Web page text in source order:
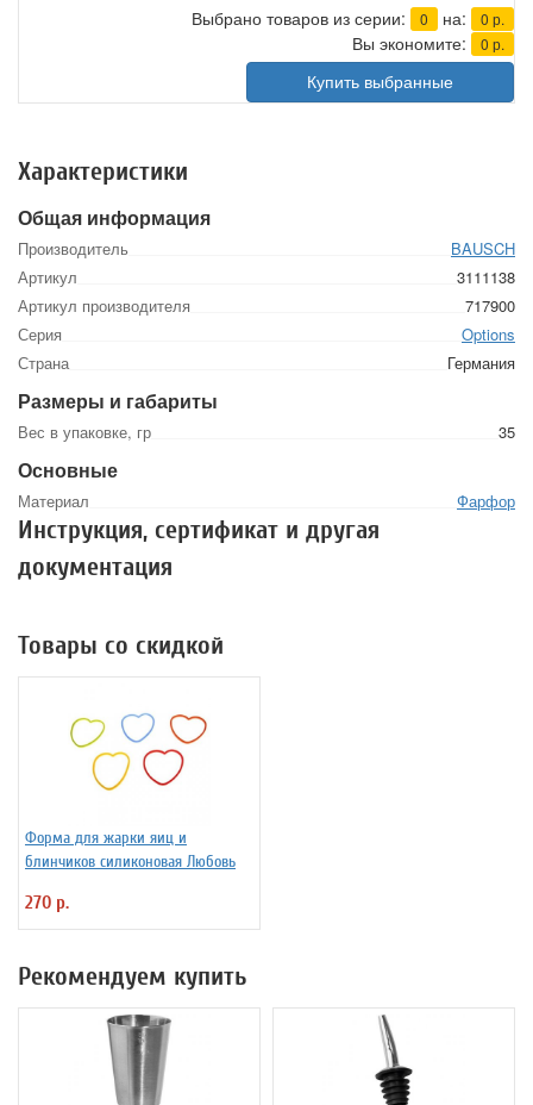
Выбрано товаров из серии: 0 на: 0 р.
Вы экономите: 0 р.
Купить выбранные
Характеристики
Общая информация
Производитель
BAUSCH
Артикул
3111138
Артикул производителя
717900
Серия
Options
Страна
Германия
Размеры и габариты
Вес в упаковке, гр 35
Основные
Материал Фарфор
Инструкция, сертификат и другая
документация
Товары со скидкой
Форма для жарки яиц и
блинчиков силиконовая Любовь
270 р.
Рекомендуем купить